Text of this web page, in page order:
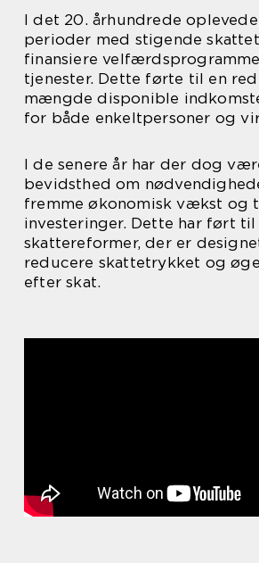
I det 20. århundrede
perioder med stigende
finansiere
tjenester. Dette førte til en
mængde disponible
for både enkeltpersoner og
I de senere år har der dog
bevidsthed om
fremme økonomisk vækst og
investeringer. Dette har ført
skattereformer, der er
reducere skattetrykket og
efter skat.